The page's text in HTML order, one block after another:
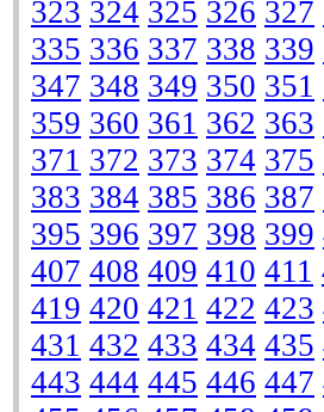
323 324 325 326 327
335 336 337 338 339
347 348 349 350 351
359 360 361 362 363
371 372 373 374 375
383 384 385 386 387
395 396 397 398 399
407 408 409 410 411
419 420 421 422 423
431 432 433 434 435
443 444 445 446 447